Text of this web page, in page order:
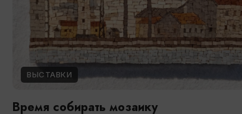
ВЫСТАВКИ
Время собирать мозаику